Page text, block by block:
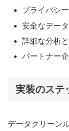
プライバシ
安全なデー
詳細な分析
パートナー
実装のステ
データクリーン